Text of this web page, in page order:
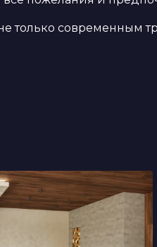
только современным